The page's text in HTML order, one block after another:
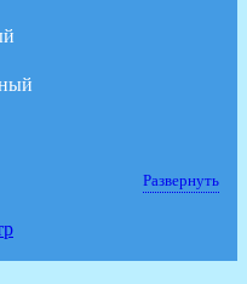
Развернуть